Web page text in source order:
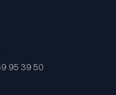
95 39 50